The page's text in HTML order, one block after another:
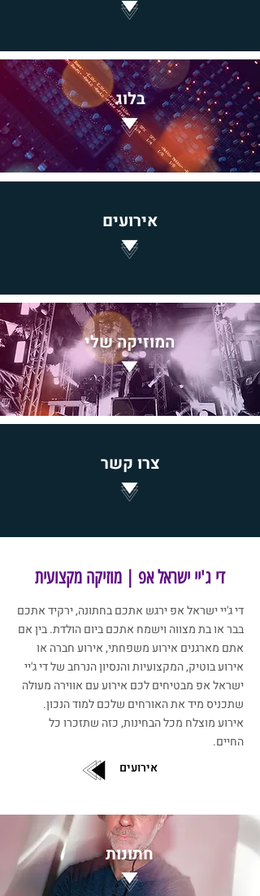
בלוג
אירועים
המוזיקה שלי
צרו קשר
די ג'יי ישראל אפ | מוזיקה מקצועית
די ג'יי ישראל אפ ירגש אתכם בחתונה, ירקיד אתכם
בבר או בת מצווה וישמח אתכם ביום הולדת. בין אם
אתם מארגנים אירוע משפחתי, אירוע חברה או
אירוע בוטיק, המקצועיות והנסיון הנרחב של די ג'יי
ישראל אפ מבטיחים לכם אירוע עם אווירה מעולה
שתכניס מיד את האורחים שלכם למוד הנכון.
אירוע מוצלח מכל הבחינות, כזה שתזכרו כל
החיים.
אירועים
חתונות